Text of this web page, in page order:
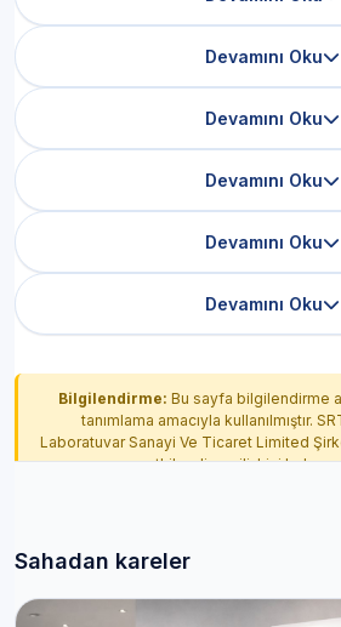
Devamını Oku
Devamını Oku
Devamını Oku
Devamını Oku
Devamını Oku
Bilgilendirme: Bu sayfa bilgilendirme
tanımlama amacıyla kullanılmıştır.
Laboratuvar Sanayi Ve Ticaret Limited
yetkilendirme ilişkisi
Sahadan kareler